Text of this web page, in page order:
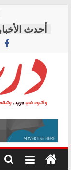
content
درب
وأتوه
درب..
وتبقى
هي